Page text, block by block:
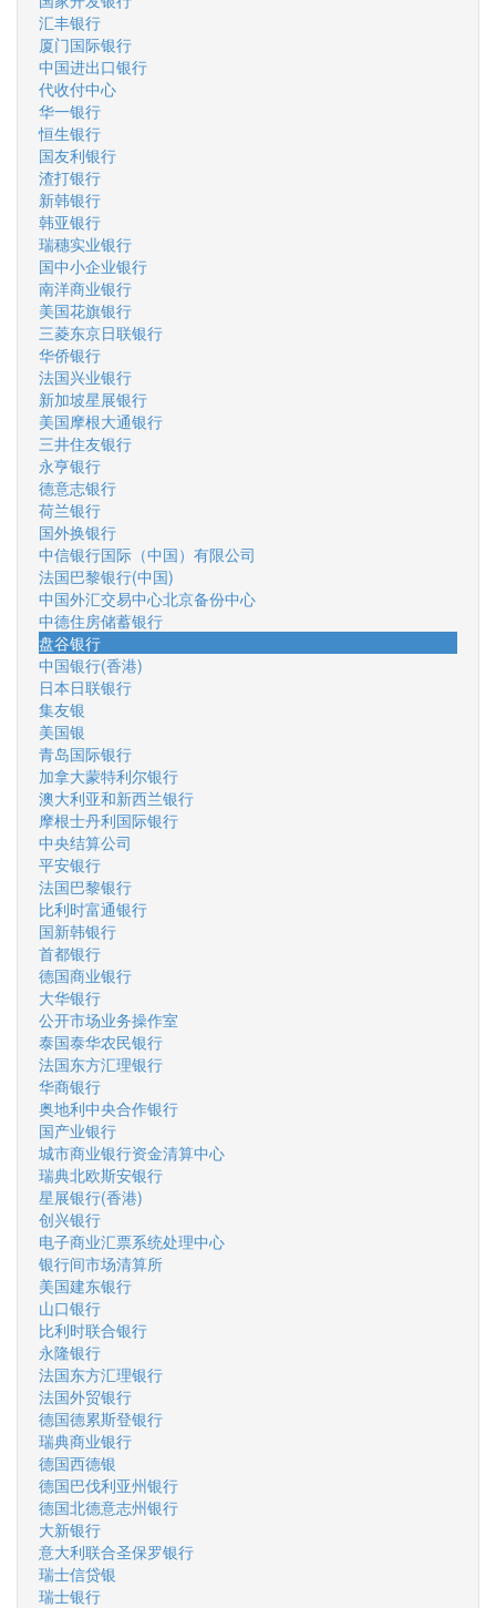
汇丰银行
厦门国际银行
中国进出口银行
代收付中心
华一银行
恒生银行
国友利银行
渣打银行
新韩银行
韩亚银行
瑞穗实业银行
国中小企业银行
南洋商业银行
美国花旗银行
三菱东京日联银行
华侨银行
法国兴业银行
新加坡星展银行
美国摩根大通银行
三井住友银行
永亨银行
德意志银行
荷兰银行
国外换银行
中信银行国际（中国）有限公司
法国巴黎银行(中国)
中国外汇交易中心北京备份中心
中德住房储蓄银行
盘谷银行
中国银行(香港)
日本日联银行
集友银
美国银
青岛国际银行
加拿大蒙特利尔银行
澳大利亚和新西兰银行
摩根士丹利国际银行
中央结算公司
平安银行
法国巴黎银行
比利时富通银行
国新韩银行
首都银行
德国商业银行
大华银行
公开市场业务操作室
泰国泰华农民银行
法国东方汇理银行
华商银行
奥地利中央合作银行
国产业银行
城市商业银行资金清算中心
瑞典北欧斯安银行
星展银行(香港)
创兴银行
电子商业汇票系统处理中心
银行间市场清算所
美国建东银行
山口银行
比利时联合银行
永隆银行
法国东方汇理银行
法国外贸银行
德国德累斯登银行
瑞典商业银行
德国西德银
德国巴伐利亚州银行
德国北德意志州银行
大新银行
意大利联合圣保罗银行
瑞士信贷银
瑞士银行